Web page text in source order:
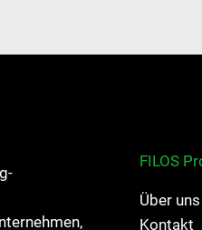
FILOS
Über uns
Kontakt